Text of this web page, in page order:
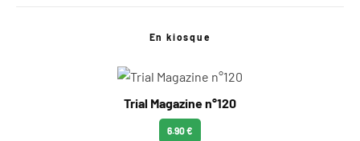
En kiosque
Trial Magazine n°120
6.90 €